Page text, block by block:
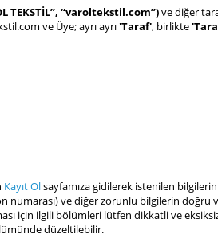
TEKSTİL”, “varoltekstil.com”)ve diğer
ve Üye; ayrı ayrı'Taraf', birlikte
Kayıt Olsayfamıza gidilerek istenilen
ve diğer zorunlu bilgilerin
için ilgili bölümleri lütfen dikkatli ve
düzeltilebilir.